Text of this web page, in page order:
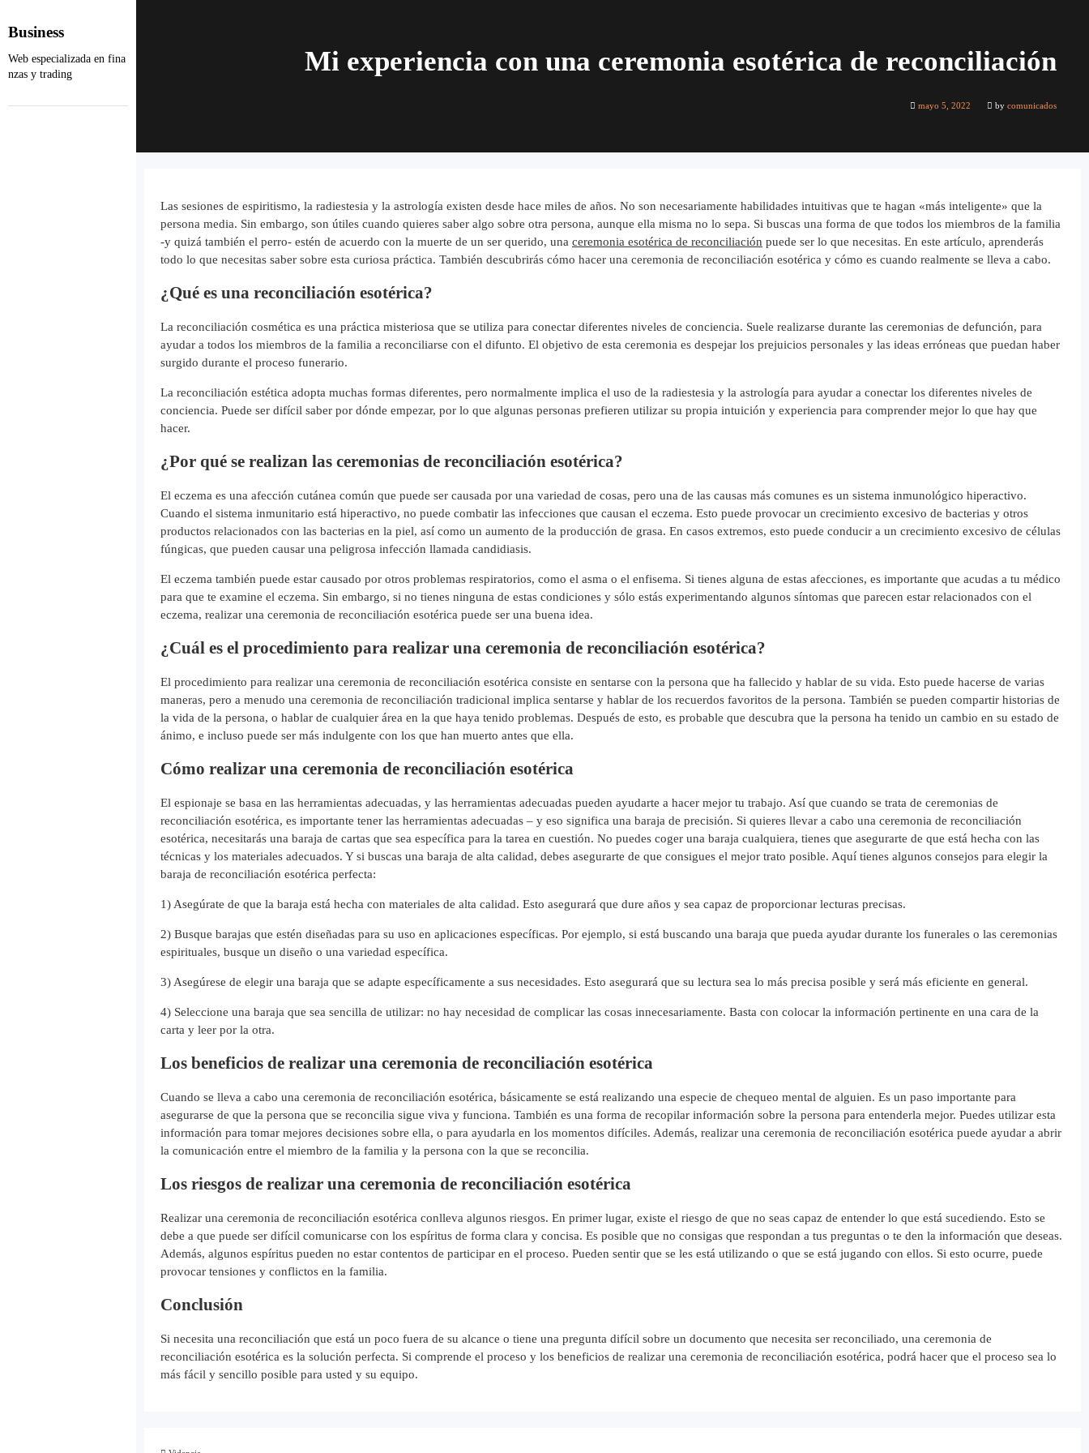
Business
Web especializada en fina
nzas y trading
Mi experiencia con una ceremonia esotérica de reconciliación
mayo 5, 2022 by comunicados
Las sesiones de espiritismo, la radiestesia y la astrología existen desde hace miles de años. No son necesariamente habilidades intuitivas que te hagan «más inteligente» que la
persona media. Sin embargo, son útiles cuando quieres saber algo sobre otra persona, aunque ella misma no lo sepa. Si buscas una forma de que todos los miembros de la familia
-y quizá también el perro- estén de acuerdo con la muerte de un ser querido, una ceremonia esotérica de reconciliación puede ser lo que necesitas. En este artículo, aprenderás
todo lo que necesitas saber sobre esta curiosa práctica. También descubrirás cómo hacer una ceremonia de reconciliación esotérica y cómo es cuando realmente se lleva a cabo.
¿Qué es una reconciliación esotérica?
La reconciliación cosmética es una práctica misteriosa que se utiliza para conectar diferentes niveles de conciencia. Suele realizarse durante las ceremonias de defunción, para
ayudar a todos los miembros de la familia a reconciliarse con el difunto. El objetivo de esta ceremonia es despejar los prejuicios personales y las ideas erróneas que puedan haber
surgido durante el proceso funerario.
La reconciliación estética adopta muchas formas diferentes, pero normalmente implica el uso de la radiestesia y la astrología para ayudar a conectar los diferentes niveles de
conciencia. Puede ser difícil saber por dónde empezar, por lo que algunas personas prefieren utilizar su propia intuición y experiencia para comprender mejor lo que hay que
hacer.
¿Por qué se realizan las ceremonias de reconciliación esotérica?
El eczema es una afección cutánea común que puede ser causada por una variedad de cosas, pero una de las causas más comunes es un sistema inmunológico hiperactivo.
Cuando el sistema inmunitario está hiperactivo, no puede combatir las infecciones que causan el eczema. Esto puede provocar un crecimiento excesivo de bacterias y otros
productos relacionados con las bacterias en la piel, así como un aumento de la producción de grasa. En casos extremos, esto puede conducir a un crecimiento excesivo de células
fúngicas, que pueden causar una peligrosa infección llamada candidiasis.
El eczema también puede estar causado por otros problemas respiratorios, como el asma o el enfisema. Si tienes alguna de estas afecciones, es importante que acudas a tu médico
para que te examine el eczema. Sin embargo, si no tienes ninguna de estas condiciones y sólo estás experimentando algunos síntomas que parecen estar relacionados con el
eczema, realizar una ceremonia de reconciliación esotérica puede ser una buena idea.
¿Cuál es el procedimiento para realizar una ceremonia de reconciliación esotérica?
El procedimiento para realizar una ceremonia de reconciliación esotérica consiste en sentarse con la persona que ha fallecido y hablar de su vida. Esto puede hacerse de varias
maneras, pero a menudo una ceremonia de reconciliación tradicional implica sentarse y hablar de los recuerdos favoritos de la persona. También se pueden compartir historias de
la vida de la persona, o hablar de cualquier área en la que haya tenido problemas. Después de esto, es probable que descubra que la persona ha tenido un cambio en su estado de
ánimo, e incluso puede ser más indulgente con los que han muerto antes que ella.
Cómo realizar una ceremonia de reconciliación esotérica
El espionaje se basa en las herramientas adecuadas, y las herramientas adecuadas pueden ayudarte a hacer mejor tu trabajo. Así que cuando se trata de ceremonias de
reconciliación esotérica, es importante tener las herramientas adecuadas – y eso significa una baraja de precisión. Si quieres llevar a cabo una ceremonia de reconciliación
esotérica, necesitarás una baraja de cartas que sea específica para la tarea en cuestión. No puedes coger una baraja cualquiera, tienes que asegurarte de que está hecha con las
técnicas y los materiales adecuados. Y si buscas una baraja de alta calidad, debes asegurarte de que consigues el mejor trato posible. Aquí tienes algunos consejos para elegir la
baraja de reconciliación esotérica perfecta:
1) Asegúrate de que la baraja está hecha con materiales de alta calidad. Esto asegurará que dure años y sea capaz de proporcionar lecturas precisas.
2) Busque barajas que estén diseñadas para su uso en aplicaciones específicas. Por ejemplo, si está buscando una baraja que pueda ayudar durante los funerales o las ceremonias
espirituales, busque un diseño o una variedad específica.
3) Asegúrese de elegir una baraja que se adapte específicamente a sus necesidades. Esto asegurará que su lectura sea lo más precisa posible y será más eficiente en general.
4) Seleccione una baraja que sea sencilla de utilizar: no hay necesidad de complicar las cosas innecesariamente. Basta con colocar la información pertinente en una cara de la
carta y leer por la otra.
Los beneficios de realizar una ceremonia de reconciliación esotérica
Cuando se lleva a cabo una ceremonia de reconciliación esotérica, básicamente se está realizando una especie de chequeo mental de alguien. Es un paso importante para
asegurarse de que la persona que se reconcilia sigue viva y funciona. También es una forma de recopilar información sobre la persona para entenderla mejor. Puedes utilizar esta
información para tomar mejores decisiones sobre ella, o para ayudarla en los momentos difíciles. Además, realizar una ceremonia de reconciliación esotérica puede ayudar a abrir
la comunicación entre el miembro de la familia y la persona con la que se reconcilia.
Los riesgos de realizar una ceremonia de reconciliación esotérica
Realizar una ceremonia de reconciliación esotérica conlleva algunos riesgos. En primer lugar, existe el riesgo de que no seas capaz de entender lo que está sucediendo. Esto se
debe a que puede ser difícil comunicarse con los espíritus de forma clara y concisa. Es posible que no consigas que respondan a tus preguntas o te den la información que deseas.
Además, algunos espíritus pueden no estar contentos de participar en el proceso. Pueden sentir que se les está utilizando o que se está jugando con ellos. Si esto ocurre, puede
provocar tensiones y conflictos en la familia.
Conclusión
Si necesita una reconciliación que está un poco fuera de su alcance o tiene una pregunta difícil sobre un documento que necesita ser reconciliado, una ceremonia de
reconciliación esotérica es la solución perfecta. Si comprende el proceso y los beneficios de realizar una ceremonia de reconciliación esotérica, podrá hacer que el proceso sea lo
más fácil y sencillo posible para usted y su equipo.